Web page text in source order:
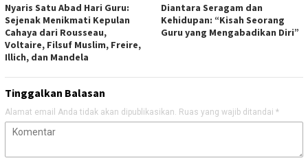
Nyaris Satu Abad Hari Guru:
Sejenak Menikmati Kepulan
Cahaya dari Rousseau,
Voltaire, Filsuf Muslim, Freire,
Illich, dan Mandela
Diantara Seragam dan
Kehidupan: “Kisah Seorang
Guru yang Mengabadikan Diri”
Tinggalkan Balasan
Alamat email Anda tidak akan dipublikasikan. Ruas yang wajib ditandai *